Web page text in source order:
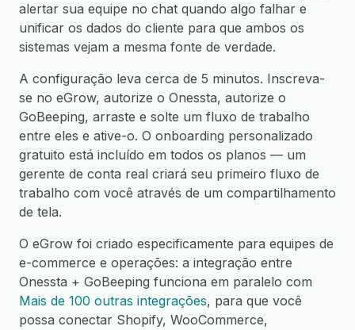
alertar sua equipe no chat quando algo falhar e
unificar os dados do cliente para que ambos os
sistemas vejam a mesma fonte de verdade.
A configuração leva cerca de 5 minutos. Inscreva-
se no eGrow, autorize o Onessta, autorize o
GoBeeping, arraste e solte um fluxo de trabalho
entre eles e ative-o. O onboarding personalizado
gratuito está incluído em todos os planos — um
gerente de conta real criará seu primeiro fluxo de
trabalho com você através de um compartilhamento
de tela.
O eGrow foi criado especificamente para equipes de
e-commerce e operações: a integração entre
Onessta + GoBeeping funciona em paralelo com
Mais de 100 outras integrações, para que você
possa conectar Shopify, WooCommerce,